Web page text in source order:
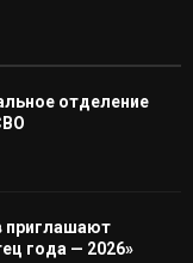
отделение
приглашают
года — 2026»